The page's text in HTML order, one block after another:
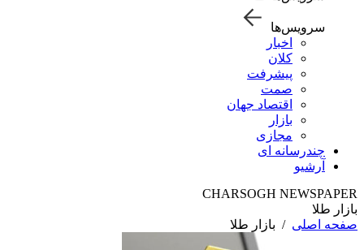
سرویس‌ها
اخبار
کلان
پیشرفت
صمت
اقتصاد جهان
بازار
مجازی
چندرسانه ای
آرشیو
CHARSOGH NEWSPAPER
بازار طلا
صفحه اصلی / بازار طلا